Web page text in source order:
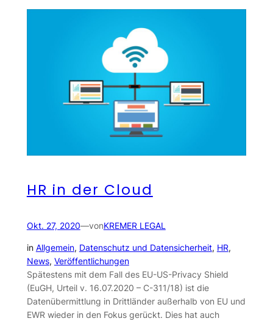
HR in der Cloud
Okt. 27, 2020—vonKREMER LEGAL
in Allgemein, Datenschutz und Datensicherheit, HR
News, Veröffentlichungen
Spätestens mit dem Fall des EU-US-Privacy Shield
(EuGH, Urteil v. 16.07.2020 – C-311/18) ist die
Datenübermittlung in Drittländer außerhalb von EU und
EWR wieder in den Fokus gerückt. Dies hat auch